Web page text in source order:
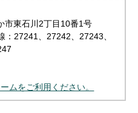
市東石川2丁目10番1号
27241、27242、27243、
ムをご利用ください。